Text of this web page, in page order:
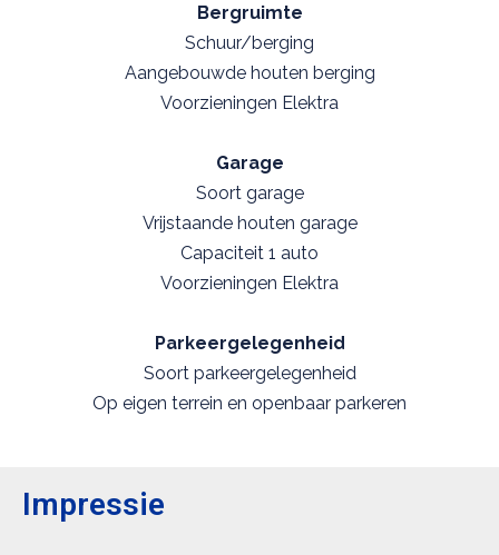
Bergruimte
Schuur/berging
Aangebouwde houten berging
Voorzieningen Elektra
Garage
Soort garage
Vrijstaande houten garage
Capaciteit 1 auto
Voorzieningen Elektra
Parkeergelegenheid
Soort parkeergelegenheid
Op eigen terrein en openbaar parkeren
Impressie